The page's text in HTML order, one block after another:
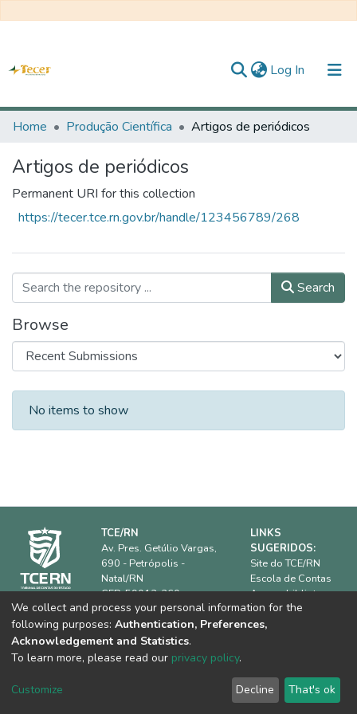
Log In (current)
Home
All of DSpace
Statistics
About TECER
Home Produção Científica Artigos de periódicos
Artigos de periódicos
Permanent URI for this collection
https://tecer.tce.rn.gov.br/handle/123456789/268
Search
Browse
Recent Submissions
No items to show
TCE/RN
Av. Pres. Getúlio Vargas,
690 - Petrópolis -
Natal/RN
CEP: 59012-360.
Horário de
funcionamento:08h00 às
18h00
Telefone: (84) 3642-
LINKS
SUGERIDOS:
Site do TCE/RN
Escola de Contas
Acervo biblioteca
IRB
ATRICON
We collect and process your personal information for the
following purposes: Authentication, Preferences,
Acknowledgement and Statistics.
To learn more, please read our privacy policy.
Customize Decline That's ok